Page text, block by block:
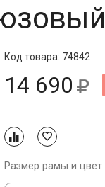
Код товара: 74842
14 690
Размер рамы и цвет